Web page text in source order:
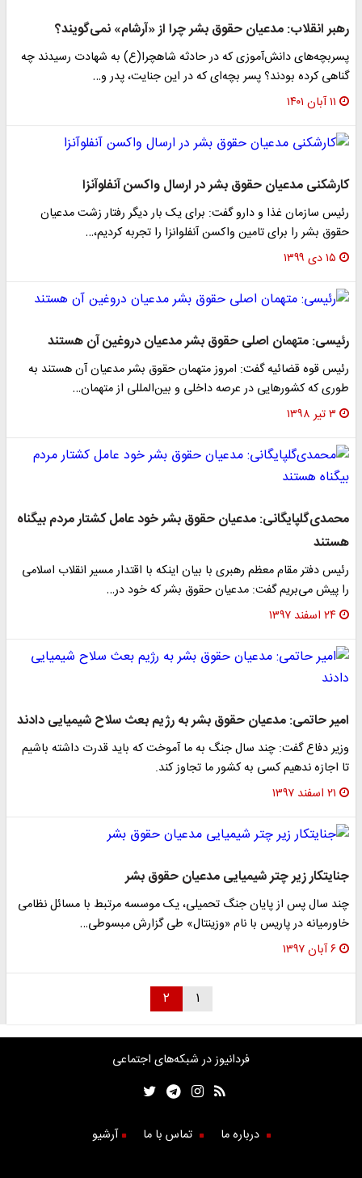
رهبر انقلاب: مدعیان حقوق بشر چرا از «آرشام» نمی‌گویند؟
پسربچه‌های دانش‌آموزی که در حادثه شاهچرا(ع) به شهادت رسیدند چه
گناهی کرده بودند؟ پسر بچه‌ای که در این جنایت،‌ پدر و…
۱۱ آبان ۱۴۰۱
کارشکنی مدعیان حقوق بشر در ارسال واکسن آنفلوآنزا
رئیس سازمان غذا و دارو گفت: برای یک بار دیگر رفتار زشت مدعیان
حقوق بشر را برای تامین واکسن آنفلوانزا را تجربه کردیم،…
۱۵ دی ۱۳۹۹
رئیسی: متهمان اصلی حقوق بشر مدعیان دروغین آن هستند
رئیس قوه قضائیه گفت: امروز متهمان حقوق بشر مدعیان آن هستند به
طوری که کشور‌هایی در عرصه داخلی و بین‌المللی از متهمان…
۳ تیر ۱۳۹۸
محمدی‌گلپایگانی: مدعیان حقوق بشر خود عامل کشتار مردم بیگناه
هستند
رئیس دفتر مقام معظم رهبری با بیان اینکه با اقتدار مسیر انقلاب اسلامی
را پیش می‌بریم گفت: مدعیان حقوق بشر که خود در…
۲۴ اسفند ۱۳۹۷
امیر حاتمی: مدعیان حقوق بشر به رژیم بعث سلاح شیمیایی دادند
وزیر دفاع گفت: چند سال جنگ به ما آموخت که باید قدرت داشته باشیم
تا اجازه ندهیم کسی به کشور ما تجاوز کند.
۲۱ اسفند ۱۳۹۷
جنایتکار زیر چتر شیمیایی مدعیان حقوق بشر
چند سال پس از پایان جنگ تحمیلی، یک موسسه مرتبط با مسائل نظامی
خاورمیانه در پاریس با نام «وزینتال» طی گزارش مبسوطی…
۶ آبان ۱۳۹۷
۱ ۲
فردانیوز در شبکه‌های اجتماعی
درباره ما تماس با ما آرشیو